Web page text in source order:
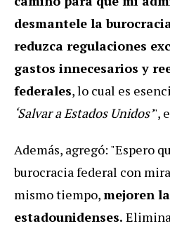
desmantele la
reduzca regulaciones
gastos innecesarios y
federales, lo cual es
‘Salvar a Estados Unidos’",
Además, agregó: "Espero
burocracia federal con
mismo tiempo,mejoren
estadounidenses.